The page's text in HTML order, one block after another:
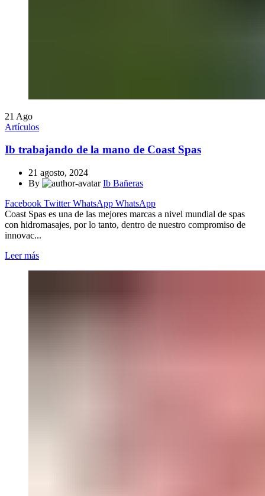
21 Ago
Artículos
Ib trabajando de la mano de Coast Spas
21 agosto, 2024
By
Ib Bañeras
Facebook Twitter WhatsApp WhatsApp
Coast Spas es una de las mejores marcas a nivel mundial de spas
con hidromasajes, por lo tanto, dentro de nuestro compromiso de
innovac...
Leer más